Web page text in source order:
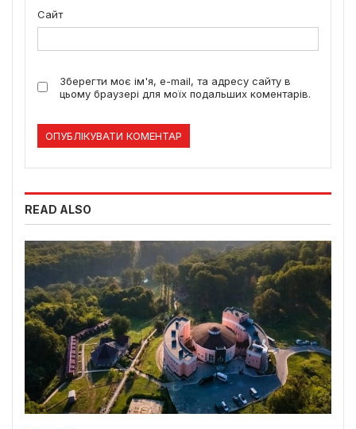
Сайт
Зберегти моє ім'я, e-mail, та адресу сайту в
цьому браузері для моїх подальших коментарів.
READ ALSO